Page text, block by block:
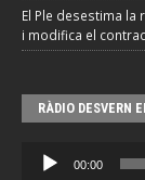
El Ple desestima la
i modifica el
RÀDIO DESVERN
Reproductor
d'àudio
00:00